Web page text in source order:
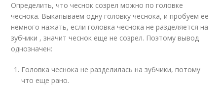
Определить, что чеснок созрел можно по головке
чеснока. Выкапываем одну головку чеснока, и пробуем ее
немного нажать, если головка чеснока не разделяется на
зубчики , значит чеснок еще не созрел. Поэтому вывод
однозначен:
Головка чеснока не разделилась на зубчики, потому
что еще рано.